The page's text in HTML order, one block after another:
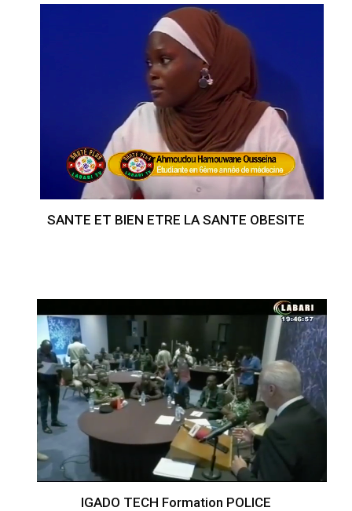
SANTE ET BIEN ETRE LA SANTE OBESITE
IGADO TECH Formation POLICE